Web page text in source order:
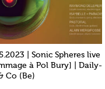
| Sonic Spheres live
à Pol Bury] | Daily-
Co (Be)